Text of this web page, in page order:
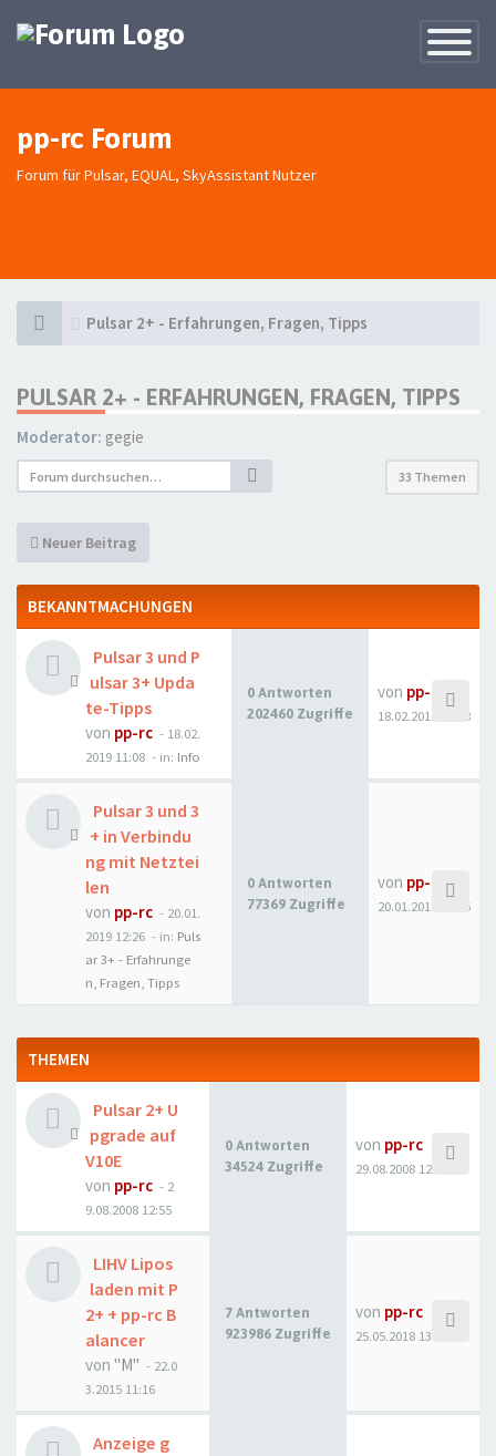
Toggle
pp-rc Forum
Forum für Pulsar, EQUAL, SkyAssistant Nutzer
Pulsar 2+ - Erfahrungen, Fragen, Tipps
PULSAR 2+ - ERFAHRUNGEN, FRAGEN, TIPPS
Moderator: gegie
33 Themen
Neuer Beitrag
BEKANNTMACHUNGEN
Pulsar 3 und P
ulsar 3+ Upda
te-Tipps
von pp-rc - 18.02.
2019 11:08 - in: Info
0 Antworten
202460 Zugriffe
von pp-rc
18.02.2019 11:08
Pulsar 3 und 3
+ in Verbindu
ng mit Netztei
len
von pp-rc - 20.01.
2019 12:26 - in: Puls
ar 3+ - Erfahrunge
n, Fragen, Tipps
0 Antworten
77369 Zugriffe
von pp-rc
20.01.2019 12:26
THEMEN
Pulsar 2+ U
pgrade auf
V10E
von pp-rc - 2
9.08.2008 12:55
0 Antworten
34524 Zugriffe
von pp-rc
29.08.2008 12:55
LIHV Lipos
laden mit P
2+ + pp-rc B
alancer
von "M" - 22.0
3.2015 11:16
7 Antworten
923986 Zugriffe
von pp-rc
25.05.2018 13:48
Anzeige g